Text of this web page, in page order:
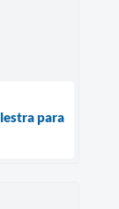
para